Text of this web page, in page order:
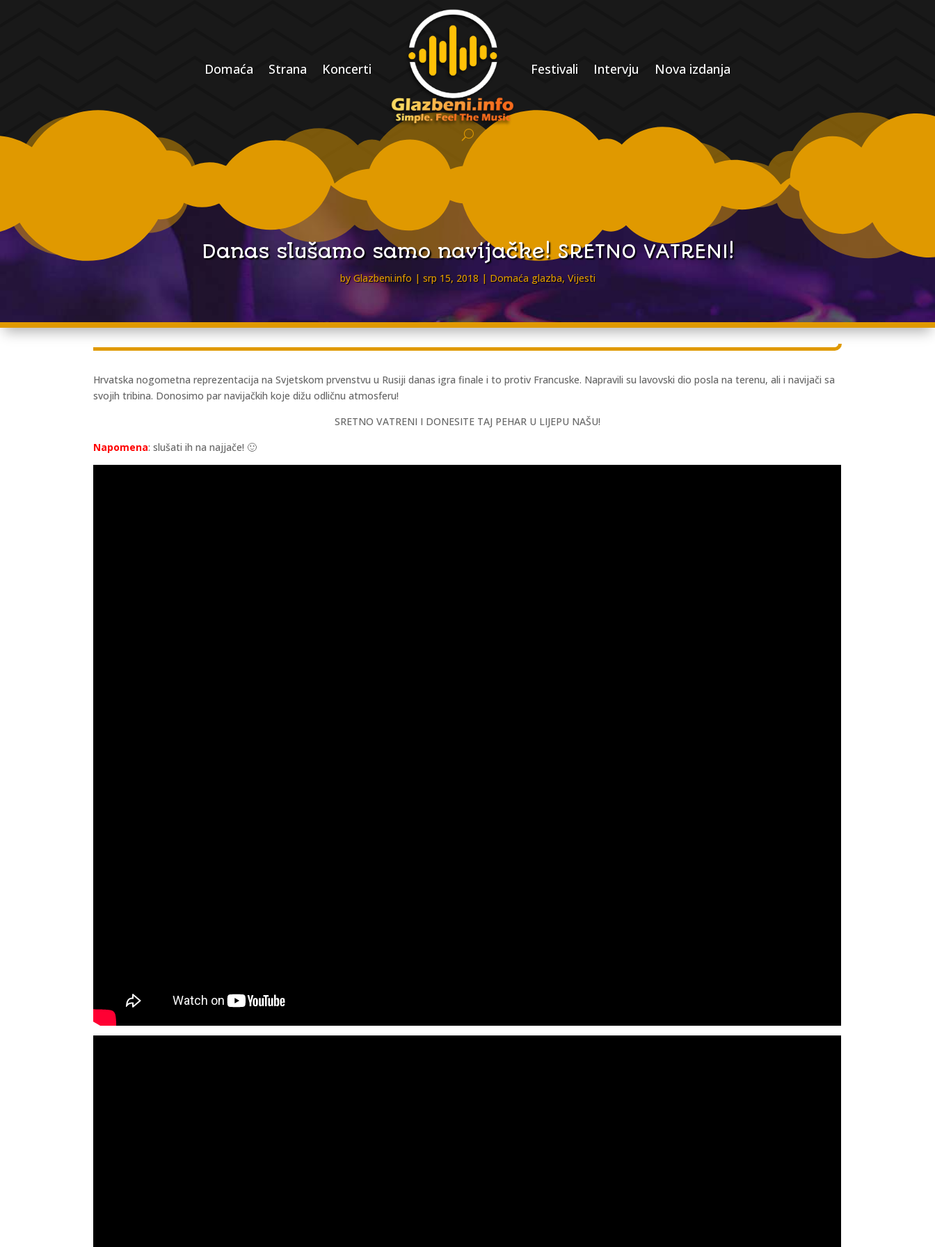
Domaća Strana Koncerti Festivali Intervju Nova izdanja
Danas slušamo samo navijačke! SRETNO VATRENI!
byGlazbeni.info srp 15, 2018 Domaća glazba, Vijesti
Hrvatska nogometna reprezentacija na Svjetskom prvenstvu u Rusiji danas igra finale i to protiv Francuske. Napravili su lavovski dio posla na terenu, ali i navijači sa
svojih tribina. Donosimo par navijačkih koje dižu odličnu atmosferu!
SRETNO VATRENI I DONESITE TAJ PEHAR U LIJEPU NAŠU!
Napomena: slušati ih na najjače! 🙂